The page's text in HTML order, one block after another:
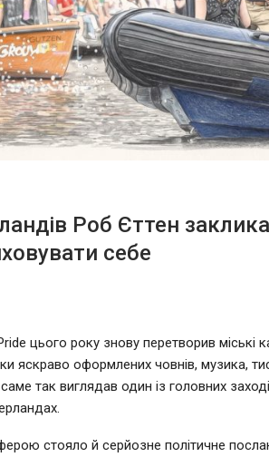
Роб Єттен
себе
цього року знову перетворив міські
яскраво оформлених човнів, музика,
так виглядав один із головних
стояло й серйозне політичне